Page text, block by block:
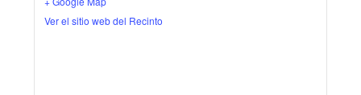
Ver el sitio web del Recinto